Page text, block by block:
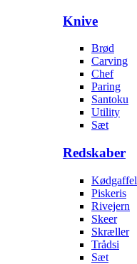
Knive
Brød
Carving
Chef
Paring
Santoku
Utility
Sæt
Redskaber
Kødgaffel
Piskeris
Rivejern
Skeer
Skræller
Trådsi
Sæt